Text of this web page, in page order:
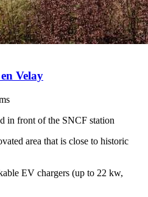
Velay
in front of the SNCF station
area that is close to historic
EV chargers (up to 22 kw,